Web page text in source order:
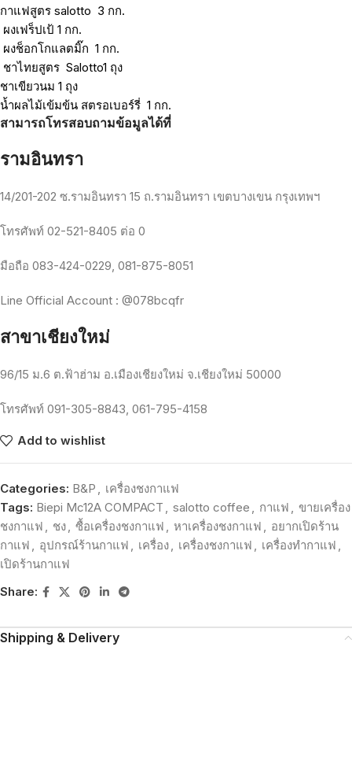
กาแฟสูตร salotto 3 กก.
ผงเฟร็ปเป้ 1 กก.
ผงช็อกโกแลตมิ๊ก 1 กก.
ชาไทยสูตร Salotto1 ถุง
ชาเขียวนม 1 ถุง
น้ำผลไม้เข้มข้น สตรอเบอร์รี่ 1 กก.
สามารถโทรสอบถามข้อมูลได้ที่
รามอินทรา
14/201-202 ซ.รามอินทรา 15 ถ.รามอินทรา เขตบางเขน กรุงเทพฯ
โทรศัพท์ 02-521-8405 ต่อ 0
มือถือ 083-424-0229, 081-875-8051
Line Official Account : @078bcqfr
สาขาเชียงใหม่
96/15 ม.6 ต.ฟ้าฮ่าม อ.เมืองเชียงใหม่ จ.เชียงใหม่ 50000
โทรศัพท์ 091-305-8843, 061-795-4158
Add to wishlist
Categories: B&P , เครื่องชงกาแฟ
Tags: Biepi Mc12A COMPACT , salotto coffee , กาแฟ , ขายเครื่อง
ชงกาแฟ , ชง, ซื้อเครื่องชงกาแฟ , หาเครื่องชงกาแฟ , อยากเปิดร้าน
กาแฟ , อุปกรณ์ร้านกาแฟ , เครื่อง, เครื่องชงกาแฟ , เครื่องทำกาแฟ ,
เปิดร้านกาแฟ
Share:
Shipping & Delivery